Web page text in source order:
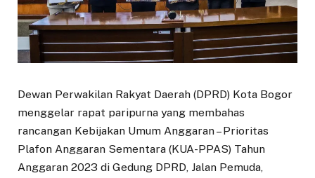
Dewan Perwakilan Rakyat Daerah (DPRD) Kota Bogor
menggelar rapat paripurna yang membahas
rancangan Kebijakan Umum Anggaran – Prioritas
Plafon Anggaran Sementara (KUA-PPAS) Tahun
Anggaran 2023 di Gedung DPRD, Jalan Pemuda,